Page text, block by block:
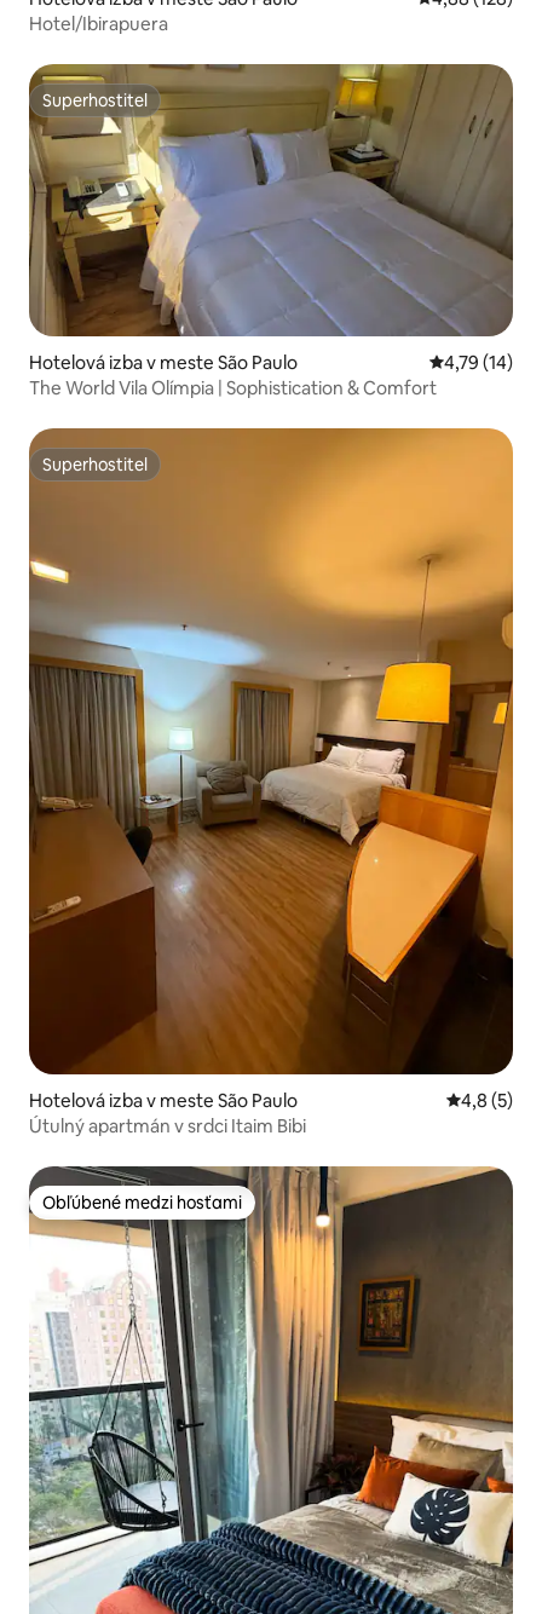
Hotel/Ibirapuera
Superhostiteľ
Superhostiteľ
Hotelová izba v meste São Paulo Priemerné
4,79 (14)
The World Vila Olímpia | Sophistication & Comfort
Superhostiteľ
Superhostiteľ
Hotelová izba v meste São Paulo Priemerné
4,8 (5)
Útulný apartmán v srdci Itaim Bibi
Obľúbené medzi hosťami
Obľúbené medzi hosťami